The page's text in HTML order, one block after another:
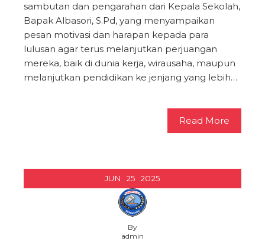
sambutan dan pengarahan dari Kepala Sekolah,
Bapak Albasori, S.Pd, yang menyampaikan
pesan motivasi dan harapan kepada para
lulusan agar terus melanjutkan perjuangan
mereka, baik di dunia kerja, wirausaha, maupun
melanjutkan pendidikan ke jenjang yang lebih…
Read More
JUN 25 2025
By
admin